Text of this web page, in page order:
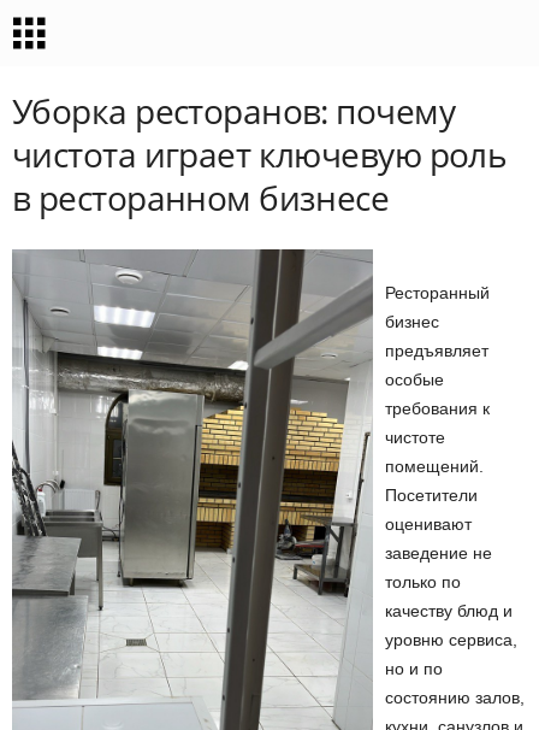
Уборка ресторанов: почему
чистота играет ключевую роль
в ресторанном бизнесе
Ресторанный
бизнес
предъявляет
особые
требования к
чистоте
помещений.
Посетители
оценивают
заведение не
только по
качеству блюд и
уровню сервиса,
но и по
состоянию залов,